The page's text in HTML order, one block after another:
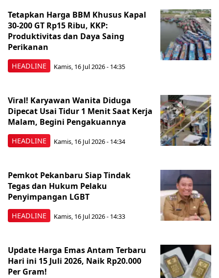
HEADLINE
Tetapkan Harga BBM Khusus Kapal
30-200 GT Rp15 Ribu, KKP:
Produktivitas dan Daya Saing
Perikanan
Kamis, 16 Jul 2026 - 14:35
HEADLINE
Viral! Karyawan Wanita Diduga
Dipecat Usai Tidur 1 Menit Saat Kerja
Malam, Begini Pengakuannya
Kamis, 16 Jul 2026 - 14:34
HEADLINE
Pemkot Pekanbaru Siap Tindak
Tegas dan Hukum Pelaku
Penyimpangan LGBT
Kamis, 16 Jul 2026 - 14:33
Update Harga Emas Antam Terbaru
Hari ini 15 Juli 2026, Naik Rp20.000
Per Gram!